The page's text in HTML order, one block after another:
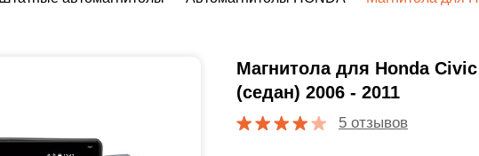
Магнитола для Honda Civic
(седан) 2006 - 2011
5 отзывов